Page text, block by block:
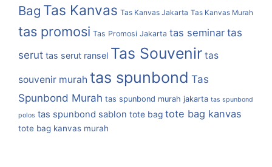
Bag Tas Kanvas Tas Kanvas Jakarta Tas Kanvas Murah
tas promosi Tas Promosi Jakarta tas seminar tas
serut tas serut ransel Tas Souvenir tas
souvenir murah tas spunbond Tas
Spunbond Murah tas spunbond murah jakarta tas spunbond
polos tas spunbond sablon tote bag tote bag kanvas
tote bag kanvas murah